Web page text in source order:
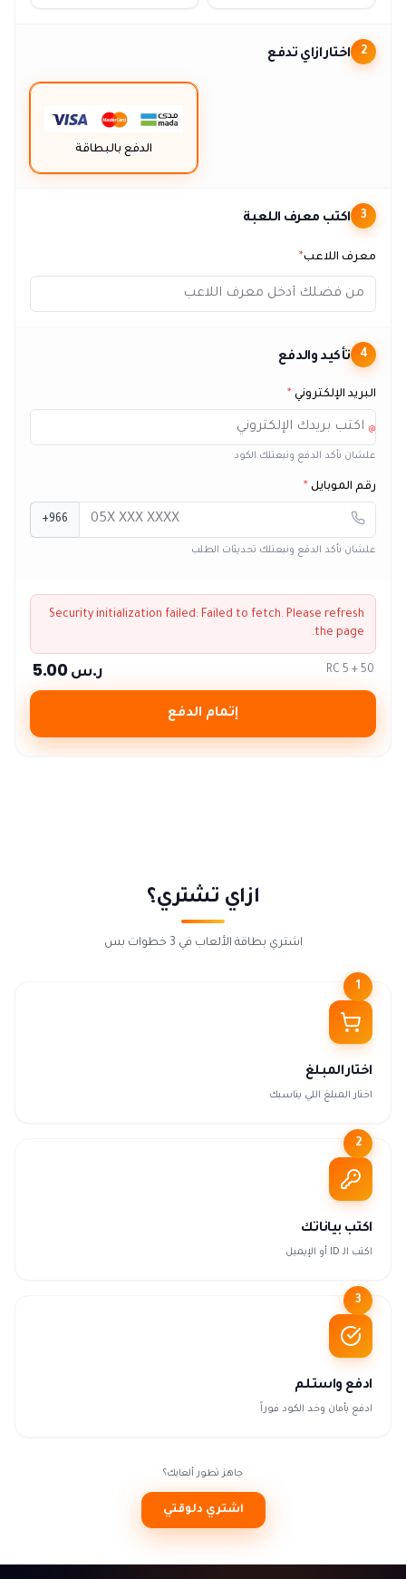
2 اختار ازاي تدفع
الدفع بالبطاقة
3 اكتب معرف اللعبة
معرف اللاعب*
4 تأكيد والدفع
البريد الإلكتروني *
@
علشان نأكد الدفع ونبعتلك الكود
رقم الموبايل *
+966
علشان نأكد الدفع ونبعتلك تحديثات الطلب
Security initialization failed: Failed to fetch. Please refresh
the page.
50 + 5 RC ر.س 5.00
إتمام الدفع
ازاي تشتري؟
اشتري بطاقة الألعاب في 3 خطوات بس
1
اختار المبلغ
اختار المبلغ اللي يناسبك
2
اكتب بياناتك
اكتب الـ ID أو الإيميل
3
ادفع واستلم
ادفع بأمان وخد الكود فوراً
جاهز تطور ألعابك؟
اشتري دلوقتي